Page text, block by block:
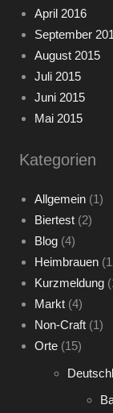
April 2016
September
August 2015
Juli 2015
Juni 2015
Mai 2015
Kategorien
Allgemein(1)
Biertest(2)
Blog(4)
Heimbrauen
Kurzmeldung
Markt(4)
Non-Craft(1)
Orte(15)